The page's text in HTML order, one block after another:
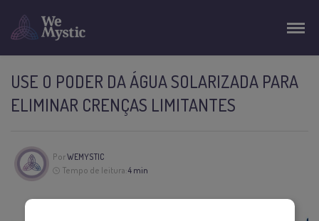
USE O PODER DA ÁGUA SOLARIZADA PARA
ELIMINAR CRENÇAS LIMITANTES
PorWEMYSTIC
Tempo de leitura:4 min